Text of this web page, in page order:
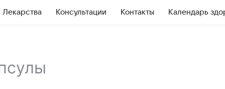
Лекарства Консультации Контакты Календарь